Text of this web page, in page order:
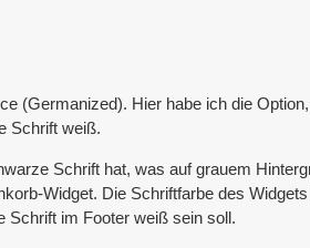
(Germanized). Hier habe ich die
Schrift weiß.
Schrift hat, was auf grauem
Widget. Die Schriftfarbe des
Schrift im Footer weiß sein soll.